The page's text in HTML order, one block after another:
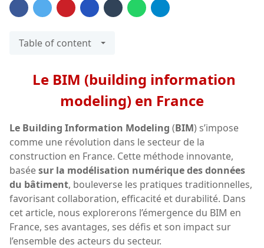
Table of content
Le BIM (building information
modeling) en France
Le Building Information Modeling (BIM) s’impose
comme une révolution dans le secteur de la
construction en France. Cette méthode innovante,
baséesur la modélisation numérique des données
du bâtiment, bouleverse les pratiques traditionnelles,
favorisant collaboration, efficacité et durabilité. Dans
cet article, nous explorerons l’émergence du BIM en
France, ses avantages, ses défis et son impact sur
l’ensemble des acteurs du secteur.